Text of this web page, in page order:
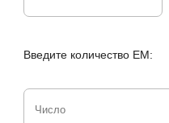
Введите количество EM: